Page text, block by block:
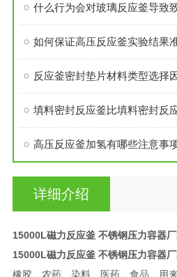
什么行为会对玻璃反应釜导致
如何保证高压反应釜实验结果
反应釜密封垫片材料类型选择
填料密封反应釜比填料密封反
高压反应釜加氢有哪些注意事
详细介绍
15000L磁力反应釜 不锈钢压力容器
15000L磁力反应釜 不锈钢压力容器
橡胶、农药、染料、医药、食品、用